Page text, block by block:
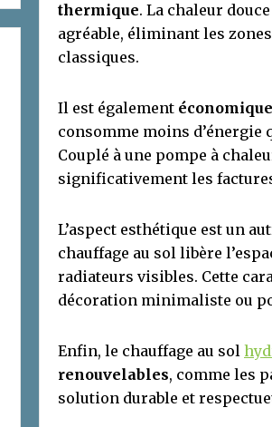
thermique. La chaleur
agréable, éliminant les
classiques.
Il est également
consomme moins d’énergie
Couplé à une pompe à
significativement les
L’aspect esthétique est un
chauffage au sol libère
radiateurs visibles. Cette
décoration minimaliste ou
Enfin, le chauffage au sol
renouvelables, comme les
solution durable et